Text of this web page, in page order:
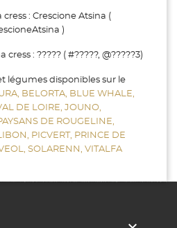
: Crescione Atsina (
)
: ????? ( #?????, @?????3)
légumes disponibles sur le
BELORTA, BLUE WHALE,
DE LOIRE, JOUNO,
DE ROUGELINE,
PICVERT, PRINCE DE
SOLARENN, VITALFA